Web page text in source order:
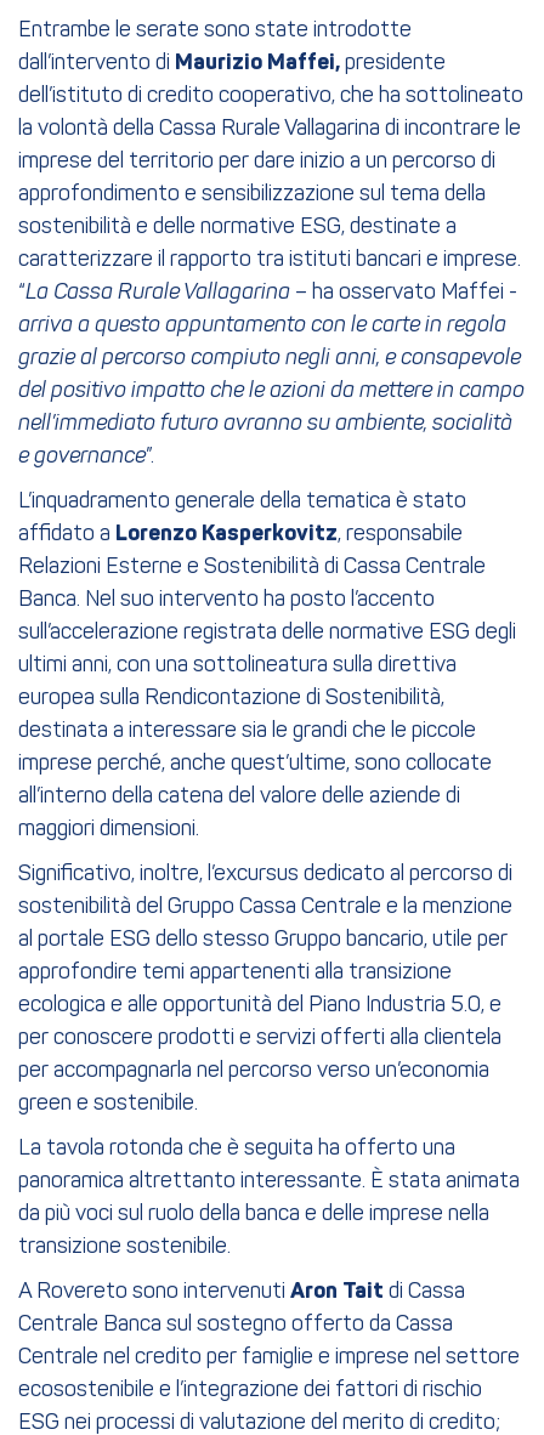
Entrambe le serate sono state introdotte
dall’intervento di Maurizio Maffei, presidente
dell’istituto di credito cooperativo, che ha sottolineato
la volontà della Cassa Rurale Vallagarina di incontrare le
imprese del territorio per dare inizio a un percorso di
approfondimento e sensibilizzazione sul tema della
sostenibilità e delle normative ESG, destinate a
caratterizzare il rapporto tra istituti bancari e imprese.
“La Cassa Rurale Vallagarina – ha osservato Maffei -
arriva a questo appuntamento con le carte in regola
grazie al percorso compiuto negli anni, e consapevole
del positivo impatto che le azioni da mettere in campo
nell’immediato futuro avranno su ambiente, socialità
e governance”.
L’inquadramento generale della tematica è stato
affidato a Lorenzo Kasperkovitz, responsabile
Relazioni Esterne e Sostenibilità di Cassa Centrale
Banca. Nel suo intervento ha posto l’accento
sull’accelerazione registrata delle normative ESG degli
ultimi anni, con una sottolineatura sulla direttiva
europea sulla Rendicontazione di Sostenibilità,
destinata a interessare sia le grandi che le piccole
imprese perché, anche quest’ultime, sono collocate
all’interno della catena del valore delle aziende di
maggiori dimensioni.
Significativo, inoltre, l’excursus dedicato al percorso di
sostenibilità del Gruppo Cassa Centrale e la menzione
al portale ESG dello stesso Gruppo bancario, utile per
approfondire temi appartenenti alla transizione
ecologica e alle opportunità del Piano Industria 5.0, e
per conoscere prodotti e servizi offerti alla clientela
per accompagnarla nel percorso verso un’economia
green e sostenibile.
La tavola rotonda che è seguita ha offerto una
panoramica altrettanto interessante. È stata animata
da più voci sul ruolo della banca e delle imprese nella
transizione sostenibile.
A Rovereto sono intervenuti Aron Tait di Cassa
Centrale Banca sul sostegno offerto da Cassa
Centrale nel credito per famiglie e imprese nel settore
ecosostenibile e l’integrazione dei fattori di rischio
ESG nei processi di valutazione del merito di credito;